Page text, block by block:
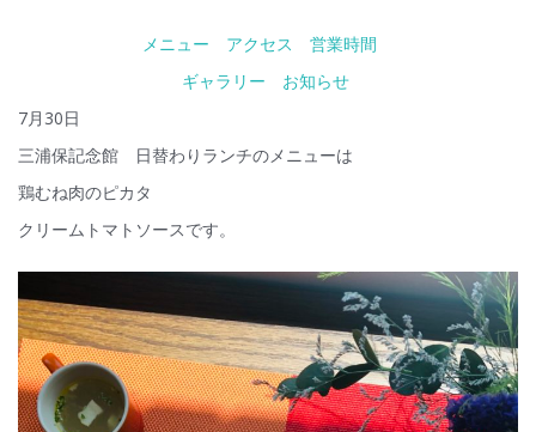
メニュー アクセス
営業時間
ギャラリー
お知らせ
7月30日
三浦保記念館 日替わりランチのメニューは
鶏むね肉のピカタ
クリームトマトソースです。